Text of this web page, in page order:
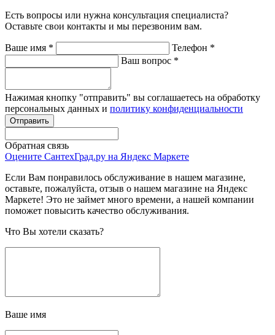
Есть вопросы или нужна консультация специалиста?
Оставьте свои контакты и мы перезвоним вам.
Ваше имя * Телефон *
Ваш вопрос *
Нажимая кнопку "отправить" вы соглашаетесь на обработку
персональных данных и политику конфиденциальности
Обратная связь
Оцените СантехГрад.ру на Яндекс Маркете
Если Вам понравилось обслуживание в нашем магазине,
оставьте, пожалуйста, отзыв о нашем магазине на Яндекс
Маркете! Это не займет много времени, а нашей компании
поможет повысить качество обслуживания.
Что Вы хотели сказать?
Ваше имя